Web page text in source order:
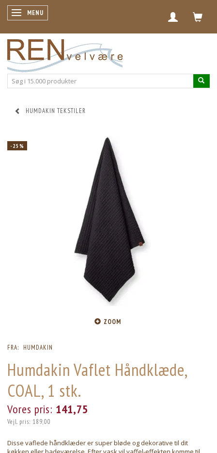
SKIFTE NAVIGATION
MENU
HUMDAKIN TEKSTILER
-25%
ZOOM
FRA: HUMDAKIN
Humdakin Vaflet Håndklæde,
COAL, 1 stk.
Vores pris: 141,75
Vejl. pris: 189,00
Disse vaflede håndklæder er super bløde og dekorative til dit